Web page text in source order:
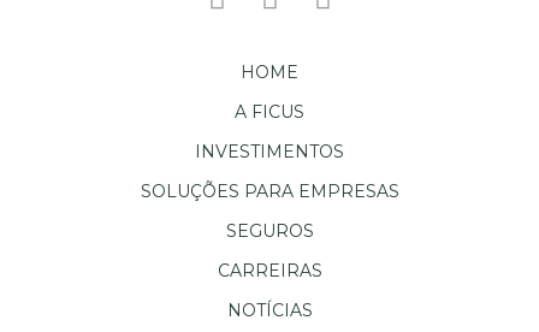
HOME
A FICUS
INVESTIMENTOS
SOLUÇÕES PARA EMPRESAS
SEGUROS
CARREIRAS
NOTÍCIAS